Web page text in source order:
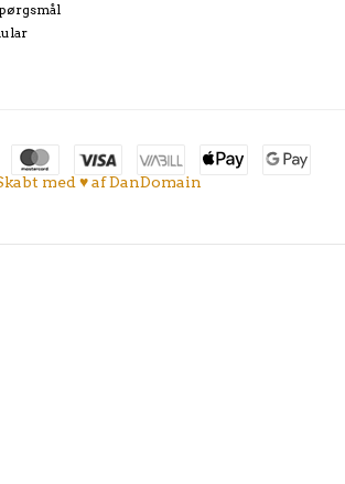
med ♥ af DanDomain